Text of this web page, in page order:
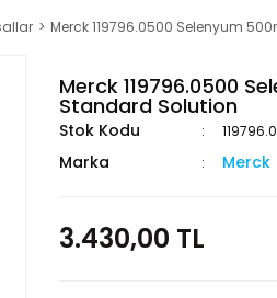
Merck 119796.0500 Selenyum
Merck 119796.0500
Standard Solution
Stok Kodu
Marka Merck
3.430,00 TL